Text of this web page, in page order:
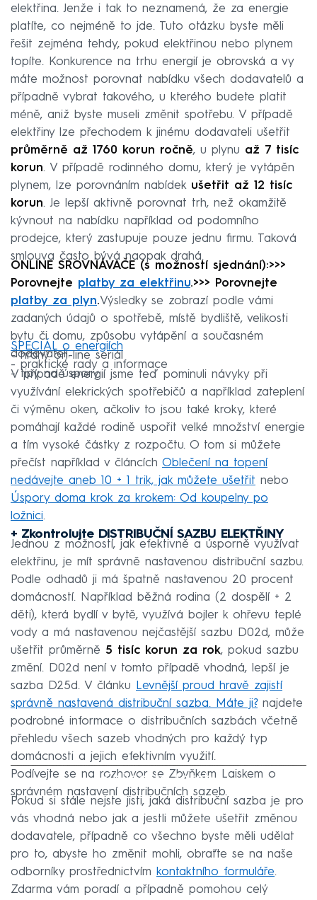
elektřina. Jenže i tak to neznamená, že za energie
platíte, co nejméně to jde. Tuto otázku byste měli
řešit zejména tehdy, pokud elektřinou nebo plynem
topíte. Konkurence na trhu energií je obrovská a vy
máte možnost porovnat nabídku všech dodavatelů a
případně vybrat takového, u kterého budete platit
méně, aniž byste museli změnit spotřebu. V případě
elektřiny lze přechodem k jinému dodavateli ušetřit
průměrně až 1760 korun ročně, u plynu až 7 tisíc
korun. V případě rodinného domu, který je vytápěn
plynem, lze porovnáním nabídek ušetřit až 12 tisíc
korun. Je lepší aktivně porovnat trh, než okamžitě
kývnout na nabídku například od podomního
prodejce, který zastupuje pouze jednu firmu. Taková
smlouva často bývá naopak drahá.
ONLINE SROVNÁVAČE (s možností sjednání):>>>
Porovnejte platby za elektřinu.>>> Porovnejte
platby za plyn.Výsledky se zobrazí podle vámi
zadaných údajů o spotřebě, místě bydliště, velikosti
bytu či domu, způsobu vytápění a současném
dodavateli.
SPECIÁL o energiích
- hraný on-line seriál
- praktické rady a informace
- tipy na úspory
V případě energií jsme teď pominuli návyky při
využívání elekrických spotřebičů a například zateplení
či výměnu oken, ačkoliv to jsou také kroky, které
pomáhají každé rodině uspořit velké množství energie
a tím vysoké částky z rozpočtu. O tom si můžete
přečíst například v článcích Oblečení na topení
nedávejte aneb 10 + 1 trik, jak můžete ušetřit nebo
Úspory doma krok za krokem: Od koupelny po
ložnici.
+ Zkontrolujte DISTRIBUČNÍ SAZBU ELEKTŘINY
Jednou z možností, jak efektivně a úsporně využívat
elektřinu, je mít správně nastavenou distribuční sazbu.
Podle odhadů ji má špatně nastavenou 20 procent
domácností. Například běžná rodina (2 dospělí + 2
děti), která bydlí v bytě, využívá bojler k ohřevu teplé
vody a má nastavenou nejčastější sazbu D02d, může
ušetřit průměrně 5 tisíc korun za rok, pokud sazbu
změní. D02d není v tomto případě vhodná, lepší je
sazba D25d. V článku
Levnější proud hravě zajistí
správně nastavená distribuční sazba. Máte ji?najdete
podrobné informace o distribučních sazbách včetně
přehledu všech sazeb vhodných pro každý typ
domácnosti a jejich efektivním využití.
Failed to fetch
Podívejte se na rozhovor se Zbyňkem Laiskem o
správném nastavení distribučních sazeb.
Pokud si stále nejste jisti, jaká distribuční sazba je pro
vás vhodná nebo jak a jestli můžete ušetřit změnou
dodavatele, případně co všechno byste měli udělat
pro to, abyste ho změnit mohli, obraťte se na naše
odborníky prostřednictvím kontaktního formuláře.
Zdarma vám poradí a případně pomohou celý